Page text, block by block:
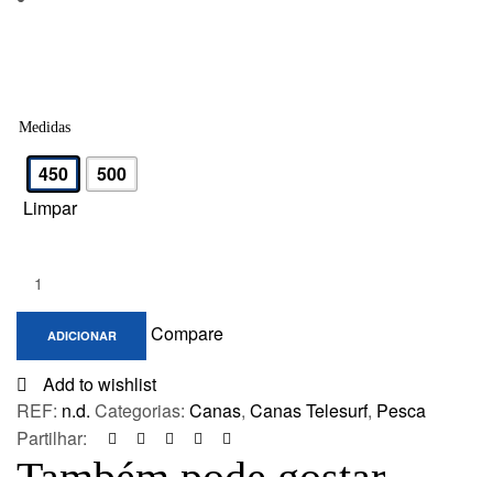
Medidas
450
500
Limpar
ADICIONAR
Compare
Add to wishlist
REF: n.d. Categorias: Canas, Canas Telesurf, Pesca
Partilhar: